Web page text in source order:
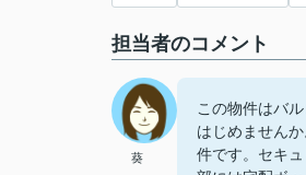
担当者のコメント
葵
この物件はバ
はじめません
件です。セキ